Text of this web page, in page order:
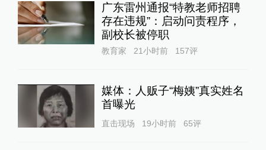
广东雷州通报“特教老师招聘
存在违规”：启动问责程序，
副校长被停职
教育家 21小时前 157评
媒体：人贩子“梅姨”真实姓名
首曝光
直击现场 19小时前 65评